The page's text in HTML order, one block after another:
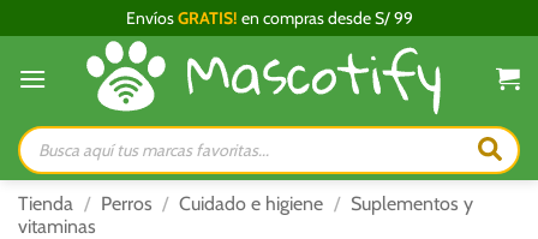
al
contenido
EnvíosGRATIS! en compras desde S/ 99
Búsqueda
de
productos
Tienda / Perros / Cuidado e higiene / Suplementos y
vitaminas